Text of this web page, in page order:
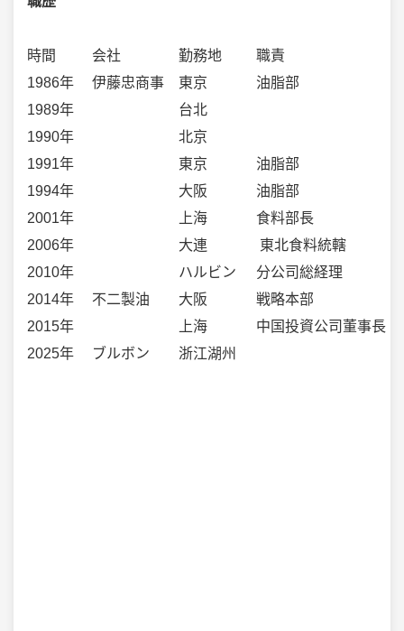
時間 会社 勤務地
職責
1986年
伊藤忠商事 東京
油脂部
1989年
台北
1990年
北京
1991年
東京
油脂部
1994年
大阪
油脂部
2001年
上海
食料部長
2006年
大連
東北食料統轄
2010年
ハルビン
分公司総経理
2014年
不二製油 大阪
戦略本部
2015年
上海
中国投資公司董事長
2025年
ブルボン 浙江湖州